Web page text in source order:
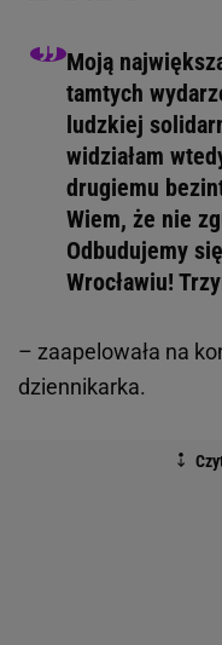
Moją
tamtych
ludzkiej
widziałam
drugiemu
Wiem, że nie
Odbudujemy
Wrocławiu!
– zaapelowała na
dziennikarka.